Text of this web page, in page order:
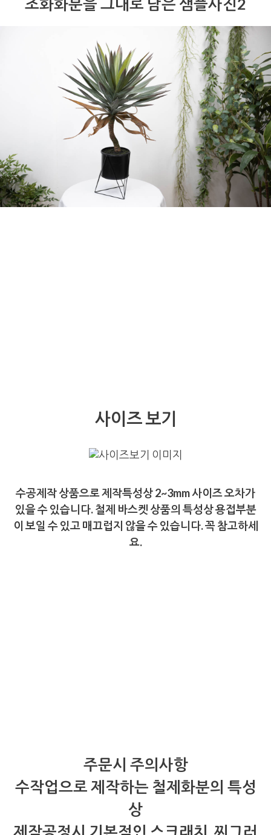
조화화분을 그대로 담은 샘플사진2
사이즈 보기
수공제작 상품으로 제작특성상 2~3mm 사이즈 오차가
있을 수 있습니다. 철제 바스켓 상품의 특성상 용접부분
이 보일 수 있고 매끄럽지 않을 수 있습니다. 꼭 참고하세
요.
주문시 주의사항
수작업으로 제작하는 철제화분의 특성
상